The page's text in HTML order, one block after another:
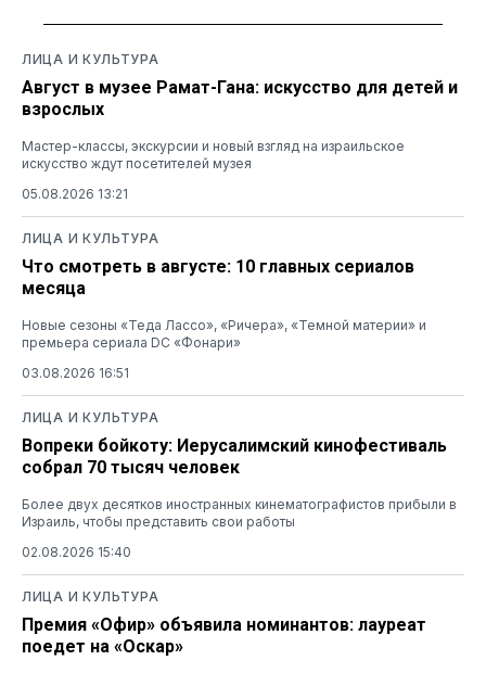
ЛИЦА И КУЛЬТУРА
Август в музее Рамат-Гана: искусство для детей и
взрослых
Мастер-классы, экскурсии и новый взгляд на израильское
искусство ждут посетителей музея
05.08.2026 13:21
ЛИЦА И КУЛЬТУРА
Что смотреть в августе: 10 главных сериалов
месяца
Новые сезоны «Теда Лассо», «Ричера», «Темной материи» и
премьера сериала DC «Фонари»
03.08.2026 16:51
ЛИЦА И КУЛЬТУРА
Вопреки бойкоту: Иерусалимский кинофестиваль
собрал 70 тысяч человек
Более двух десятков иностранных кинематографистов прибыли в
Израиль, чтобы представить свои работы
02.08.2026 15:40
ЛИЦА И КУЛЬТУРА
Премия «Офир» объявила номинантов: лауреат
поедет на «Оскар»